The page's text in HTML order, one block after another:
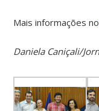
Mais informações no
Daniela Caniçali/